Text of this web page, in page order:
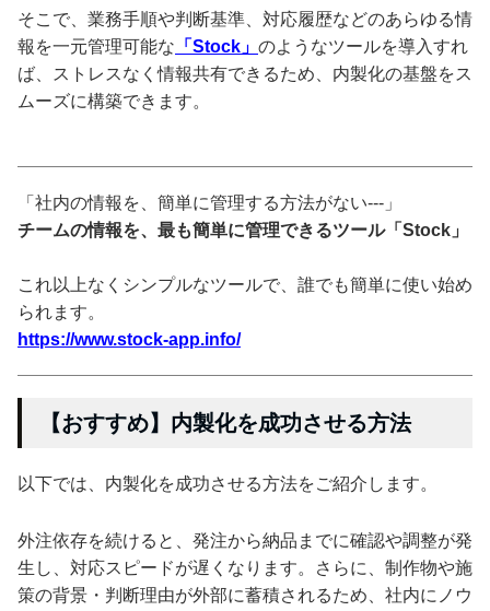
そこで、業務手順や判断基準、対応履歴などのあらゆる情
報を一元管理可能な 「Stock」 のようなツールを導入すれ
ば、ストレスなく情報共有できるため、内製化の基盤をス
ムーズに構築できます。
「社内の情報を、簡単に管理する方法がない---」
チームの情報を、最も簡単に管理できるツール「Stock」
これ以上なくシンプルなツールで、誰でも簡単に使い始め
られます。
https://www.stock-app.info/
【おすすめ】内製化を成功させる方法
以下では、内製化を成功させる方法をご紹介します。
外注依存を続けると、発注から納品までに確認や調整が発
生し、対応スピードが遅くなります。さらに、制作物や施
策の背景・判断理由が外部に蓄積されるため、社内にノウ